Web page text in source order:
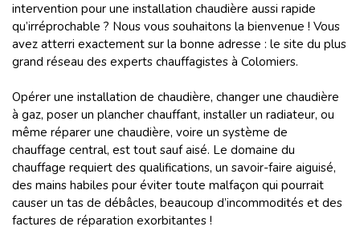
intervention pour une installation chaudière aussi rapide
qu’irréprochable ? Nous vous souhaitons la bienvenue ! Vous
avez atterri exactement sur la bonne adresse : le site du plus
grand réseau des experts chauffagistes à Colomiers.
Opérer une installation de chaudière, changer une chaudière
à gaz, poser un plancher chauffant, installer un radiateur, ou
même réparer une chaudière, voire un système de
chauffage central, est tout sauf aisé. Le domaine du
chauffage requiert des qualifications, un savoir-faire aiguisé,
des mains habiles pour éviter toute malfaçon qui pourrait
causer un tas de débâcles, beaucoup d’incommodités et des
factures de réparation exorbitantes !